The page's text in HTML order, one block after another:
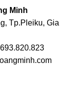
Minh
Tp.Pleiku, Gia